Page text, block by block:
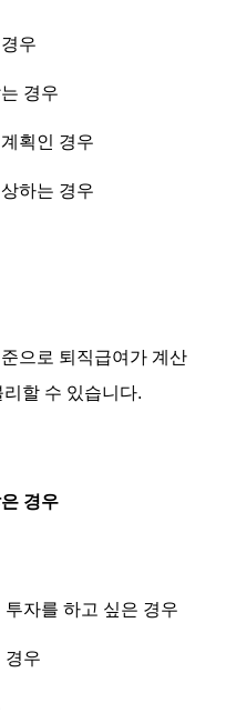
우
경우
획인 경우
하는 경우
으로 퇴직급여가 계산
할 수 있습니다.
경우
자를 하고 싶은 경우
경우